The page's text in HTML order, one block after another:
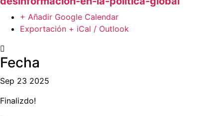
+ Añadir Google Calendar
Exportación + iCal / Outlook
Fecha
Sep 23 2025
Finalizdo!